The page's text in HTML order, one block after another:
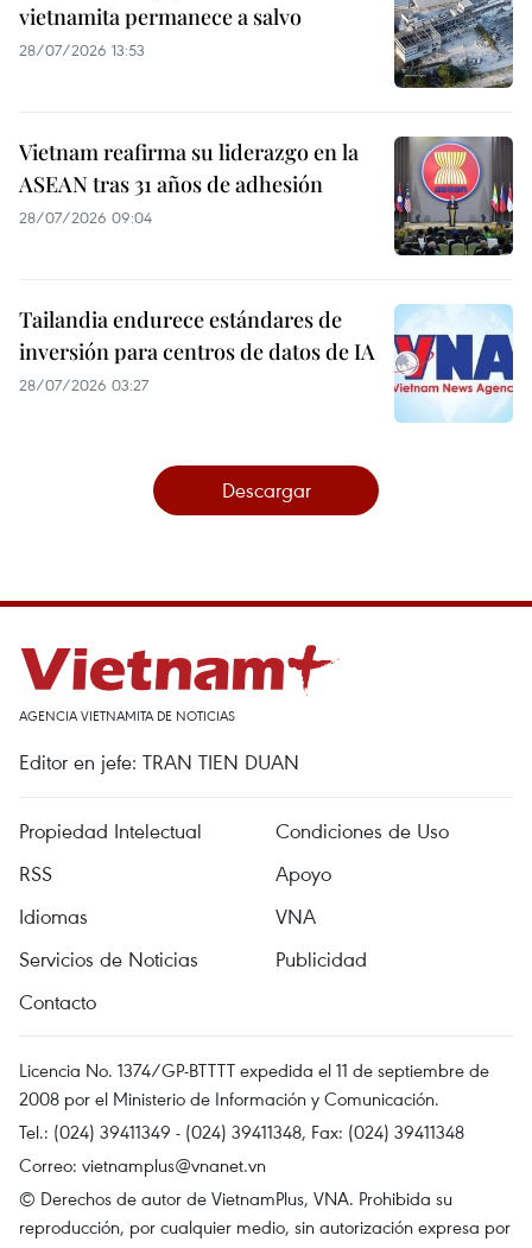
vietnamita permanece a salvo
28/07/2026 13:53
Vietnam reafirma su liderazgo en la
ASEAN tras 31 años de adhesión
28/07/2026 09:04
Tailandia endurece estándares de
inversión para centros de datos de IA
28/07/2026 03:27
Descargar
AGENCIA VIETNAMITA DE NOTICIAS
Editor en jefe: TRAN TIEN DUAN
Propiedad Intelectual
Condiciones de Uso
RSS
Apoyo
Idiomas
VNA
Servicios de Noticias
Publicidad
Contacto
Licencia No. 1374/GP-BTTTT expedida el 11 de septiembre de
2008 por el Ministerio de Información y Comunicación.
Tel.: (024) 39411349 - (024) 39411348, Fax: (024) 39411348
Correo: vietnamplus@vnanet.vn
© Derechos de autor de VietnamPlus, VNA. Prohibida su
reproducción, por cualquier medio, sin autorización expresa por